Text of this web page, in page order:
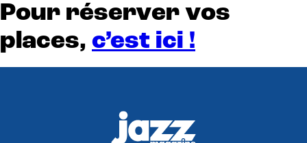
Pour réserver vos
places, c’est ici !